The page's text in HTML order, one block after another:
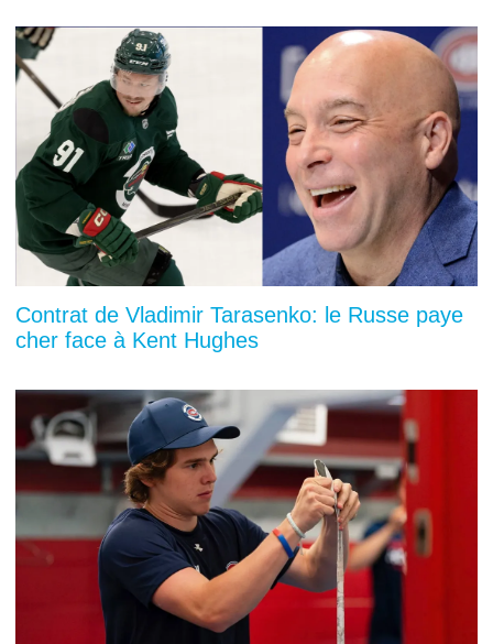
Contrat de Vladimir Tarasenko: le Russe paye
cher face à Kent Hughes